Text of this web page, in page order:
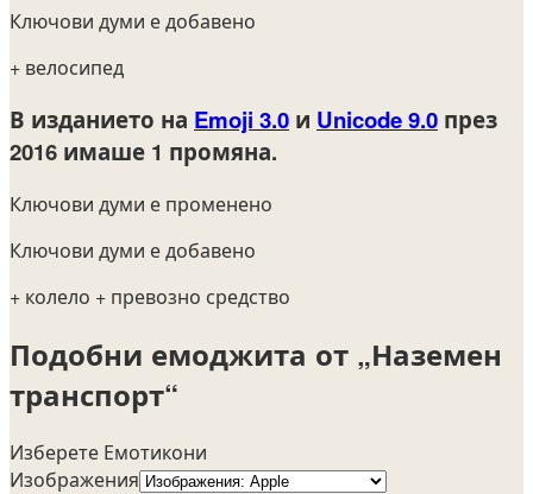
Ключови думи е добавено
+ велосипед
В изданието на Emoji 3.0 и Unicode 9.0 през
2016 имаше 1 промяна.
Ключови думи е променено
Ключови думи е добавено
+ колело + превозно средство
Подобни емоджита от „Наземен
транспорт“
Изберете Емотикони
Изображения